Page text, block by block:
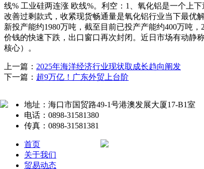
线% 工业硅两连涨 欧线%。利空：1、氧化铝是一个上
改善过剩款式，收紧现货畅通量是氧化铝行业当下最优
新投产能约1980万吨，截至目前已投产产能约400万吨
价钱的快速下跌，出口窗口再次封闭。近日市场有动静
核心）。
上一篇： 2025年海洋经济行业现状取成长趋向阐发
下一篇： 超9万亿！广东外贸上台阶
地址：海口市国贸路49-1号港澳发展大厦17-B1室
电话：0898-31581380
传真：0898-31581381
首页
关于我们
贸易动态